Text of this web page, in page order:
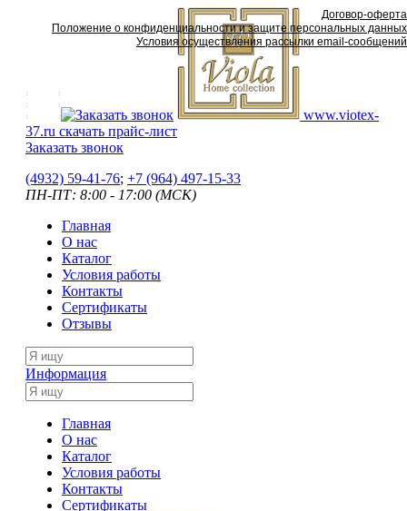
www.viotex-
37.ru скачать прайс-лист
Заказать звонок
(4932) 59-41-76; +7 (964) 497-15-33
ПН-ПТ: 8:00 - 17:00 (МСК)
Главная
О нас
Каталог
Условия работы
Контакты
Сертификаты
Отзывы
Информация
Главная
О нас
Каталог
Условия работы
Контакты
Сертификаты
Договор-оферта
Положение о конфиденциальности и защите персональных данных
Условия осуществления рассылки email-сообщений